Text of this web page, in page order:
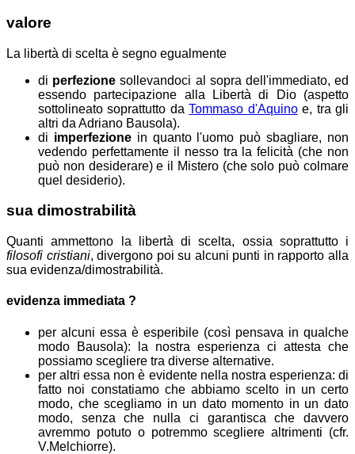
valore
La libertà di scelta è segno egualmente
di perfezione sollevandoci al sopra dell'immediato, ed
essendo partecipazione alla Libertà di Dio (aspetto
sottolineato soprattutto daTommaso d'Aquinoe, tra gli
altri da Adriano Bausola).
di imperfezionein quanto l'uomo può sbagliare, non
vedendo perfettamente il nesso tra la felicità (che non
può non desiderare) e il Mistero (che solo può colmare
quel desiderio).
sua dimostrabilità
Quanti ammettono la libertà di scelta, ossia soprattutto i
filosofi cristiani, divergono poi su alcuni punti in rapporto alla
sua evidenza/dimostrabilità.
evidenza immediata ?
per alcuni essa è esperibile (così pensava in qualche
modo Bausola): la nostra esperienza ci attesta che
possiamo scegliere tra diverse alternative.
per altri essa non è evidente nella nostra esperienza: di
fatto noi constatiamo che abbiamo scelto in un certo
modo, che scegliamo in un dato momento in un dato
modo, senza che nulla ci garantisca che davvero
avremmo potuto o potremmo scegliere altrimenti (cfr.
V.Melchiorre).